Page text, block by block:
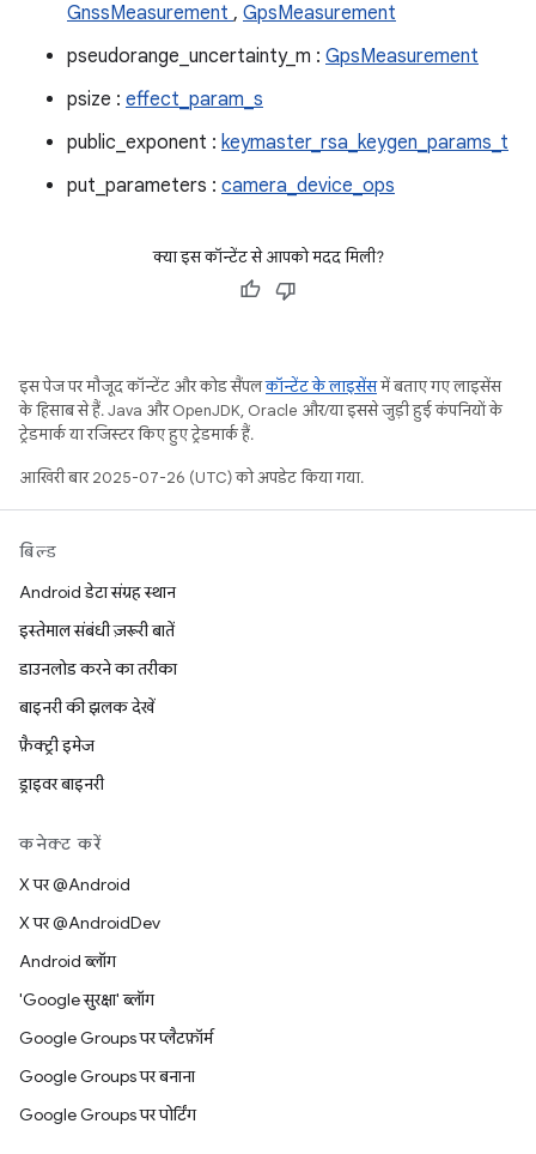
GnssMeasurement , GpsMeasurement
pseudorange_uncertainty_m : GpsMeasurement
psize : effect_param_s
public_exponent : keymaster_rsa_keygen_params_t
put_parameters : camera_device_ops
क्या इस कॉन्टेंट से आपको मदद मिली?
इस पेज पर मौजूद कॉन्टेंट और कोड सैंपलकॉन्टेंट के लाइसेंसमें बताए गए लाइसेंस
के हिसाब से हैं. Java और OpenJDK, Oracle और/या इससे जुड़ी हुई कंपनियों के
ट्रेडमार्क या रजिस्टर किए हुए ट्रेडमार्क हैं.
आखिरी बार 2025-07-26 (UTC) को अपडेट किया गया.
बिल्ड
Android डेटा संग्रह स्थान
इस्तेमाल संबंधी ज़रूरी बातें
डाउनलोड करने का तरीका
बाइनरी की झलक देखें
फ़ैक्ट्री इमेज
ड्राइवर बाइनरी
कनेक्ट करें
X पर @Android
X पर @AndroidDev
Android ब्लॉग
'Google सुरक्षा' ब्लॉग
Google Groups पर प्लैटफ़ॉर्म
Google Groups पर बनाना
Google Groups पर पोर्टिंग